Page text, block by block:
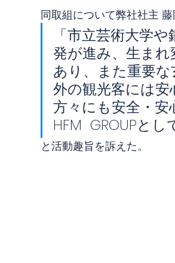
同取組について弊社社主 藤
「市立芸術大学
発が進み、生ま
あり、また重要
外の観光客には
方々にも安全・
HFM  GROUPと
と活動趣旨を訴えた。